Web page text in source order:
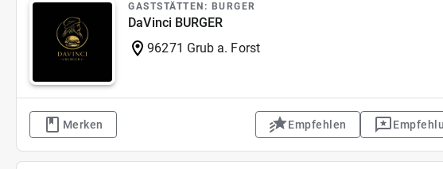
GASTSTÄTTEN: BURGER
DaVinci BURGER
96271 Grub a. Forst
Merken Empfehlen